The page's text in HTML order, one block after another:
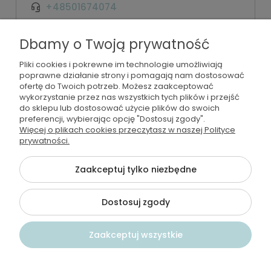
+48501674074
Moje konto
Regulamin i polityka
Płatności i dostawa
©2026 Wszelkie Prawa Zastrzeżone | Wodamoda
Szablon Flex by Ecommercy
Dbamy o Twoją prywatność
Pliki cookies i pokrewne im technologie umożliwiają
poprawne działanie strony i pomagają nam dostosować
ofertę do Twoich potrzeb. Możesz zaakceptować
wykorzystanie przez nas wszystkich tych plików i przejść
do sklepu lub dostosować użycie plików do swoich
preferencji, wybierając opcję "Dostosuj zgody".
Więcej o plikach cookies przeczytasz w naszej Polityce
prywatności.
Zaakceptuj tylko niezbędne
Dostosuj zgody
Zaakceptuj wszystkie